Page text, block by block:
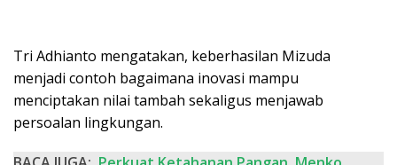
Tri Adhianto mengatakan, keberhasilan Mizuda
menjadi contoh bagaimana inovasi mampu
menciptakan nilai tambah sekaligus menjawab
persoalan lingkungan.